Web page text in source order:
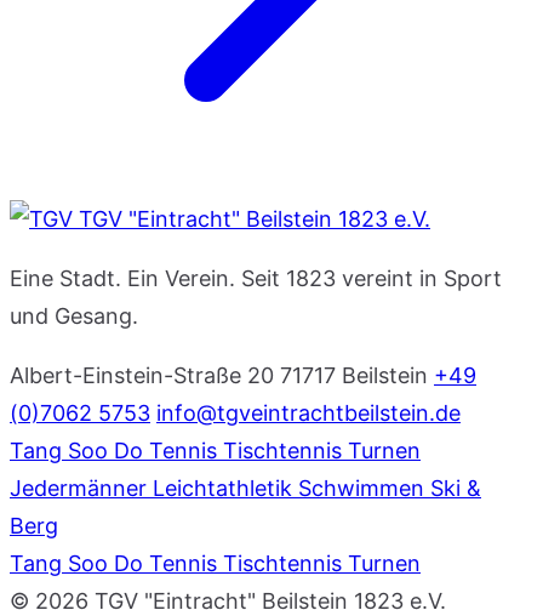
TGV "Eintracht" Beilstein 1823 e.V.
Eine Stadt. Ein Verein. Seit 1823 vereint in Sport
und Gesang.
Albert-Einstein-Straße 20 71717 Beilstein +49
(0)7062 5753 info@tgveintrachtbeilstein.de
Tang Soo Do Tennis Tischtennis Turnen
Jedermänner Leichtathletik Schwimmen Ski &
Berg
Tang Soo Do Tennis Tischtennis Turnen
© 2026 TGV "Eintracht" Beilstein 1823 e.V.